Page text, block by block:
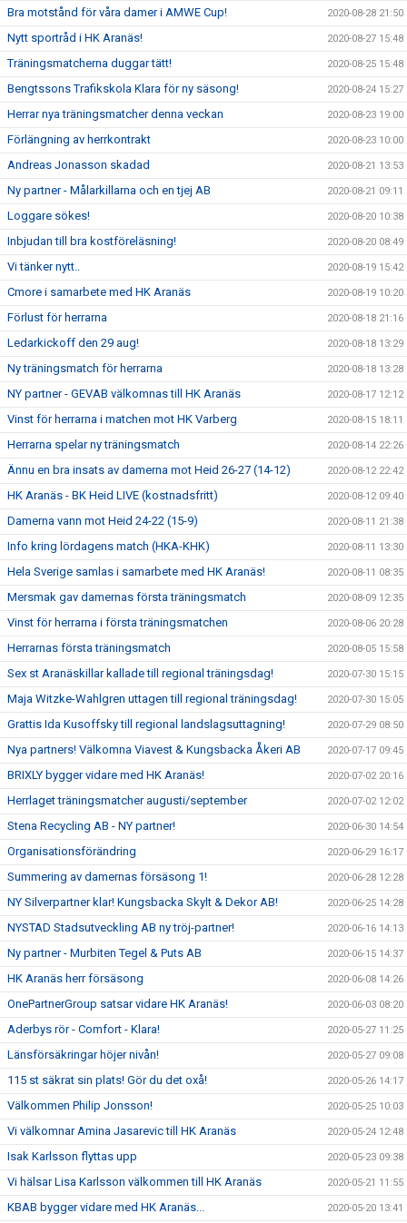
Bra motstånd för våra damer i AMWE Cup! 2020-08-28 21:50
Nytt sportråd i HK Aranäs! 2020-08-27 15:48
Träningsmatcherna duggar tätt! 2020-08-25 15:48
Bengtssons Trafikskola Klara för ny säsong! 2020-08-24 15:27
Herrar nya träningsmatcher denna veckan 2020-08-23 19:00
Förlängning av herrkontrakt 2020-08-23 10:00
Andreas Jonasson skadad 2020-08-21 13:53
Ny partner - Målarkillarna och en tjej AB 2020-08-21 09:11
Loggare sökes! 2020-08-20 10:38
Inbjudan till bra kostföreläsning! 2020-08-20 08:49
Vi tänker nytt.. 2020-08-19 15:42
Cmore i samarbete med HK Aranäs 2020-08-19 10:20
Förlust för herrarna 2020-08-18 21:16
Ledarkickoff den 29 aug! 2020-08-18 13:29
Ny träningsmatch för herrarna 2020-08-18 13:28
NY partner - GEVAB välkomnas till HK Aranäs 2020-08-17 12:12
Vinst för herrarna i matchen mot HK Varberg 2020-08-15 18:11
Herrarna spelar ny träningsmatch 2020-08-14 22:26
Ännu en bra insats av damerna mot Heid 26-27 (14-12) 2020-08-12 22:42
HK Aranäs - BK Heid LIVE (kostnadsfritt) 2020-08-12 09:40
Damerna vann mot Heid 24-22 (15-9) 2020-08-11 21:38
Info kring lördagens match (HKA-KHK) 2020-08-11 13:30
Hela Sverige samlas i samarbete med HK Aranäs! 2020-08-11 08:35
Mersmak gav damernas första träningsmatch 2020-08-09 12:35
Vinst för herrarna i första träningsmatchen 2020-08-06 20:28
Herrarnas första träningsmatch 2020-08-05 15:58
Sex st Aranäskillar kallade till regional träningsdag! 2020-07-30 15:15
Maja Witzke-Wahlgren uttagen till regional träningsdag! 2020-07-30 15:05
Grattis Ida Kusoffsky till regional landslagsuttagning! 2020-07-29 08:50
Nya partners! Välkomna Viavest & Kungsbacka Åkeri AB 2020-07-17 09:45
BRIXLY bygger vidare med HK Aranäs! 2020-07-02 20:16
Herrlaget träningsmatcher augusti/september 2020-07-02 12:02
Stena Recycling AB - NY partner! 2020-06-30 14:54
Organisationsförändring 2020-06-29 16:17
Summering av damernas försäsong 1! 2020-06-28 12:28
NY Silverpartner klar! Kungsbacka Skylt & Dekor AB! 2020-06-25 14:28
NYSTAD Stadsutveckling AB ny tröj-partner! 2020-06-16 14:13
Ny partner - Murbiten Tegel & Puts AB 2020-06-15 14:37
HK Aranäs herr försäsong 2020-06-08 14:26
OnePartnerGroup satsar vidare HK Aranäs! 2020-06-03 08:20
Aderbys rör - Comfort - Klara! 2020-05-27 11:25
Länsförsäkringar höjer nivån! 2020-05-27 09:08
115 st säkrat sin plats! Gör du det oxå! 2020-05-26 14:17
Välkommen Philip Jonsson! 2020-05-25 10:03
Vi välkomnar Amina Jasarevic till HK Aranäs 2020-05-24 12:48
Isak Karlsson flyttas upp 2020-05-23 09:38
Vi hälsar Lisa Karlsson välkommen till HK Aranäs 2020-05-21 11:55
KBAB bygger vidare med HK Aranäs... 2020-05-20 13:41